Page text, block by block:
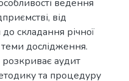
ведення
від
складання річної
теми дослідження.
розкриває аудит
та процедуру